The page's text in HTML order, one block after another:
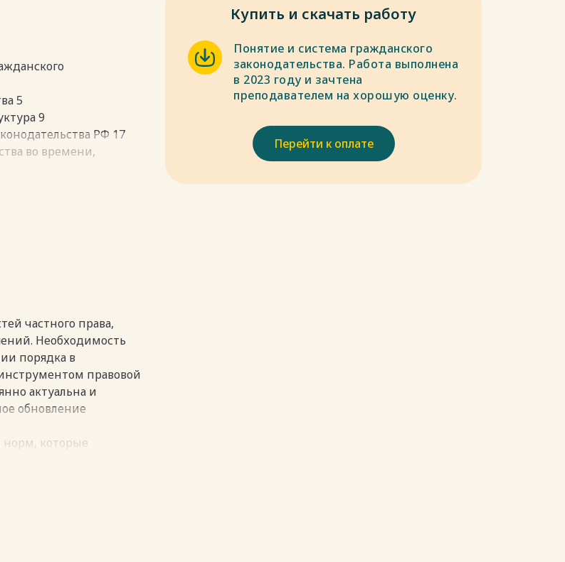
5
9
РФ 17
во времени,
частного права,
Необходимость
порядка в
правовой
актуальна и
обновление
норм, которые
в теории
Купить и скачать работу
Понятие и система гражданского
законодательства. Работа выполнена
в 2023 году и зачтена
преподавателем на хорошую оценку.
Перейти к оплате